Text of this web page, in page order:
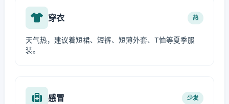
穿衣 热
天气热，建议着短裙、短裤、短薄外套、T恤等夏季服
装。
感冒 少发